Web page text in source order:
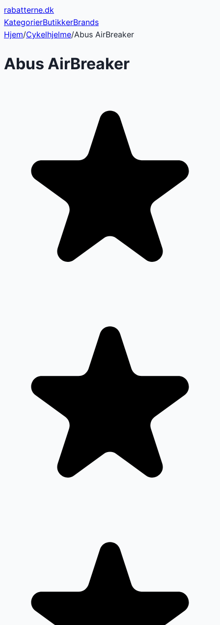
rabatterne.dk
KategorierButikkerBrands
Hjem/Cykelhjelme/Abus AirBreaker
Abus AirBreaker